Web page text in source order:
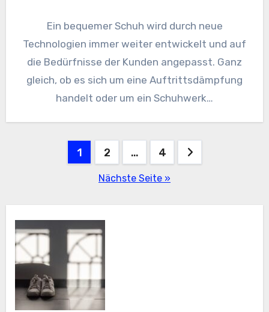
Ein bequemer Schuh wird durch neue
Technologien immer weiter entwickelt und auf
die Bedürfnisse der Kunden angepasst. Ganz
gleich, ob es sich um eine Auftrittsdämpfung
handelt oder um ein Schuhwerk…
Seitennummerierung
1 2 … 4
Nächste Seite »